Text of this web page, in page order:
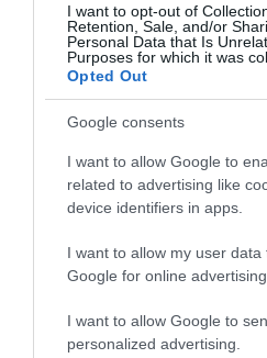
I want to opt-out of
Retention, Sale, and/or
Personal Data that Is
Purposes for which it was
Opted Out
Google consents
I want to allow Google to
related to advertising like
device identifiers in apps.
I want to allow my user data
Google for online
I want to allow Google to
personalized advertising.
Τακτική και κυκλοφορία
της μπάλας
08/08/2026